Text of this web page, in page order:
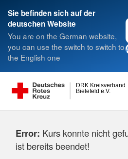
Sie befinden sich auf der
deutschen Website
You are on the German website,
you can use the switch to switch to
the English one
Bielefeld e.V.
DRK Kreisverband
Error: Kurs konnte nicht
ist bereits beendet!